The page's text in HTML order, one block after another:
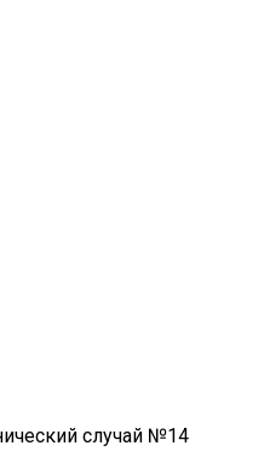
случай №14